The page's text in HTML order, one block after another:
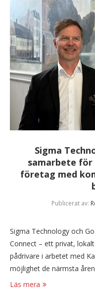
Sigma
samarbete
företag med
Publicerat av:
Sigma Technology och
Connect – ett privat,
pådrivare i arbetet med
möjlighet de närmsta
Läs mera